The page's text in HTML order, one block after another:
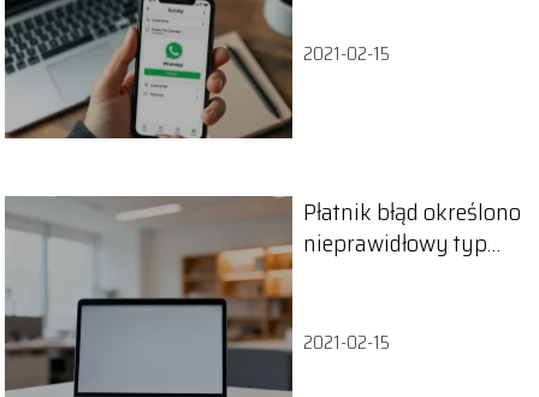
2021-02-15
Płatnik błąd określono
nieprawidłowy typ
2021-02-15